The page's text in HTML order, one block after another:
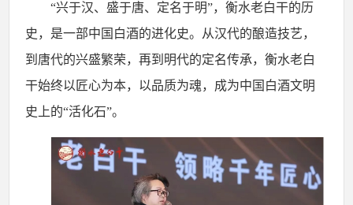
“兴于汉、盛于唐、定名于明”，衡水老白干的历
史，是一部中国白酒的进化史。从汉代的酿造技艺，
到唐代的兴盛繁荣，再到明代的定名传承，衡水老白
干始终以匠心为本，以品质为魂，成为中国白酒文明
史上的“活化石”。